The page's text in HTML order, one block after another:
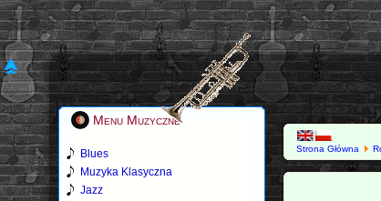
Menu Muzyczne
Blues
Muzyka Klasyczna
Jazz
Strona Główna